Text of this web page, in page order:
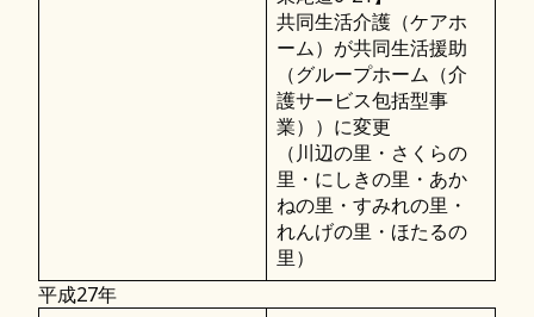
共同生活介護（ケアホ
ーム）が共同生活援助
（グループホーム（介
護サービス包括型事
業））に変更
（川辺の里・さくらの
里・にしきの里・あか
ねの里・すみれの里・
れんげの里・ほたるの
里）
平成27年